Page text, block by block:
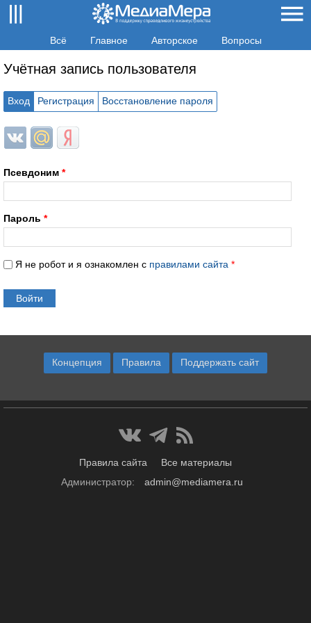
Всё Главное Авторское Вопросы
Учётная запись пользователя
Вход Регистрация Восстановление пароля
Login with ВКонтакте
Login with Mail.ru
Login with Яндекс
Псевдоним *
Пароль *
Я не робот и я ознакомлен с правилами сайта *
Концепция Правила Поддержать сайт
Правила сайта
Все материалы
Администратор:
admin@mediamera.ru